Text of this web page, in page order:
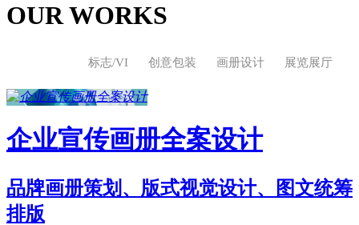
OUR WORKS
标志/VI 创意包装 画册设计 展览展厅
企业宣传画册全案设计
品牌画册策划、版式视觉设计、图文统筹
排版